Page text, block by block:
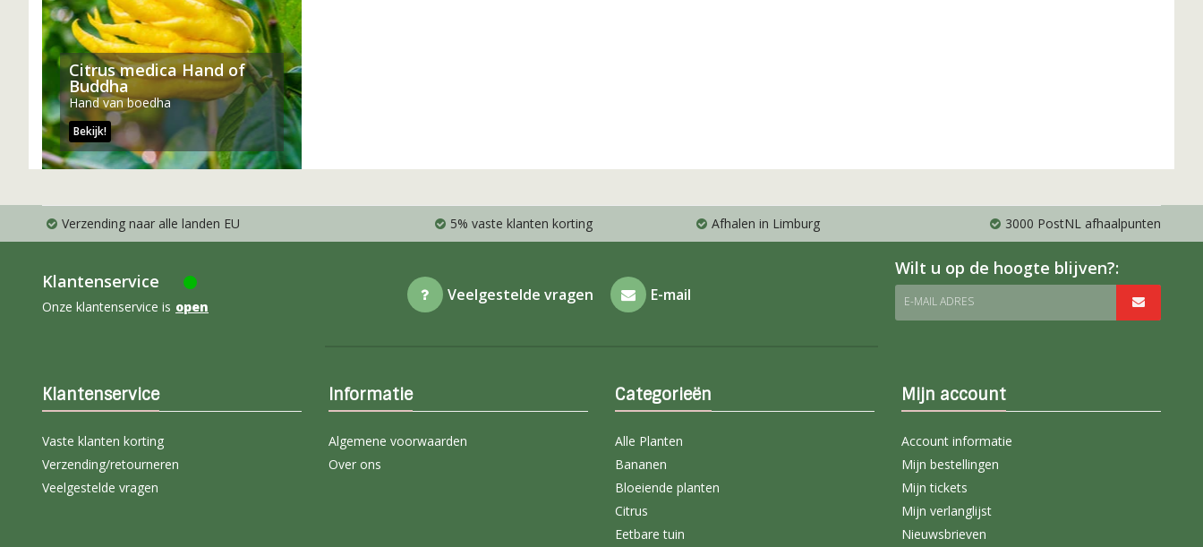
Citrus medica Hand of
Buddha
Hand van boedha
Bekijk!
Verzending naar alle landen EU 5% vaste klanten korting Afhalen in Limburg 3000 PostNL afhaalpunten
Klantenservice
Onze klantenservice is open
Veelgestelde vragen E-mail
Wilt u op de hoogte blijven?:
E-MAIL ADRES
Klantenservice
Vaste klanten korting
Verzending/retourneren
Veelgestelde vragen
Informatie
Algemene voorwaarden
Over ons
Categorieën
Alle Planten
Bananen
Bloeiende planten
Citrus
Eetbare tuin
Mijn account
Account informatie
Mijn bestellingen
Mijn tickets
Mijn verlanglijst
Nieuwsbrieven